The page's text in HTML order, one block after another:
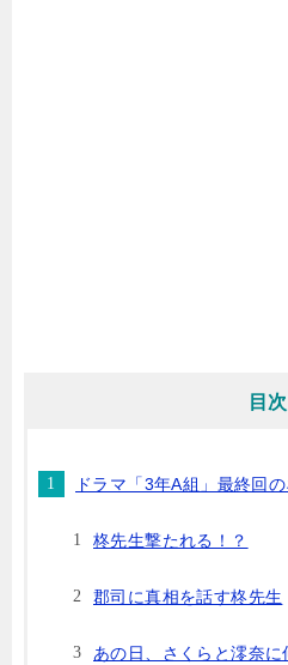
目次
ドラマ「3年A組」最終回の
柊先生撃たれる！？
郡司に真相を話す柊先生
あの日、さくらと澪奈に